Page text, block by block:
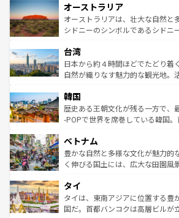
部のニューオーリンズでは、音楽
文化が魅力。旅行者はアメリカの
しみながら、その多様性と豊かな
ならではの贅沢な旅のスタイルだ。 なお、新着のアメリカ
情報はコンテンツ一覧を参照して
ワイ島は見逃せない。また、定番
島だが、静かな自然を求めるなら
おすすめ。エメラルドグリーンに
れるおもてなしの心で訪れる人々
人々、おいしいローカルフードや
ク、伝統的なフラダンスなど、す
ワイを、存分に味わってほしい。 なお、新着のハワイ情報
はコンテンツ一覧を参照してほし
オーストラリア
オーストラリアは、壮大な自然と
シドニーのシンボルであるシドニ
リアリーフや大陸中央部にそびえ
ク）、タスマニアの美しい原生林
ど、見どころがたくさん。また、
いる。アクティビティも充実して
ビング、ハイキングなど、アウト
い。オーストラリアの多彩な魅力
参照してほしい。
台湾
日本から約４時間ほどでたどり着
自然が織りなす魅力的な観光地。
ン）、静ひつな山岳地帯である台
と山間の静けさが共存しており、
驚きをもたらしてくれる。また、
容にもいいと評判のスイーツなど
が味わえる。 なお、新着の台湾
照してほしい。
韓国
歴史ある王朝文化が残る一方で、
-POPで世界を席巻している韓国
き、地方に足を延ばせば四季折々
できる。そして、キムチや焼肉、
まで、さまざまな韓国料理が待っ
リティに包まれながら、韓国の多
わってみてほしい。 な
覧を参照してほしい。
ベトナム
豊かな自然と多様な文化が魅力的
く伸びる国土には、広大な田園風
急速な発展と共に伝統が息づく。
ーチミン市のフランス統治時代の
醸し出している。また、バラエテ
タイ
タイは、東南アジアに位置する豊
国だ。首都バンコクは高層ビルが